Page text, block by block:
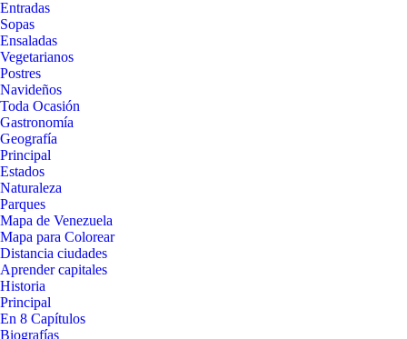
Entradas
Sopas
Ensaladas
Vegetarianos
Postres
Navideños
Toda Ocasión
Gastronomía
Geografía
Principal
Estados
Naturaleza
Parques
Mapa de Venezuela
Mapa para Colorear
Distancia ciudades
Aprender capitales
Historia
Principal
En 8 Capítulos
Biografías